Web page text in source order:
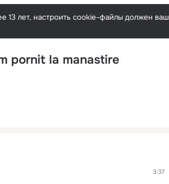
13 лет, настроить cookie-файлы должен ваш
pornit la manastire
3:37